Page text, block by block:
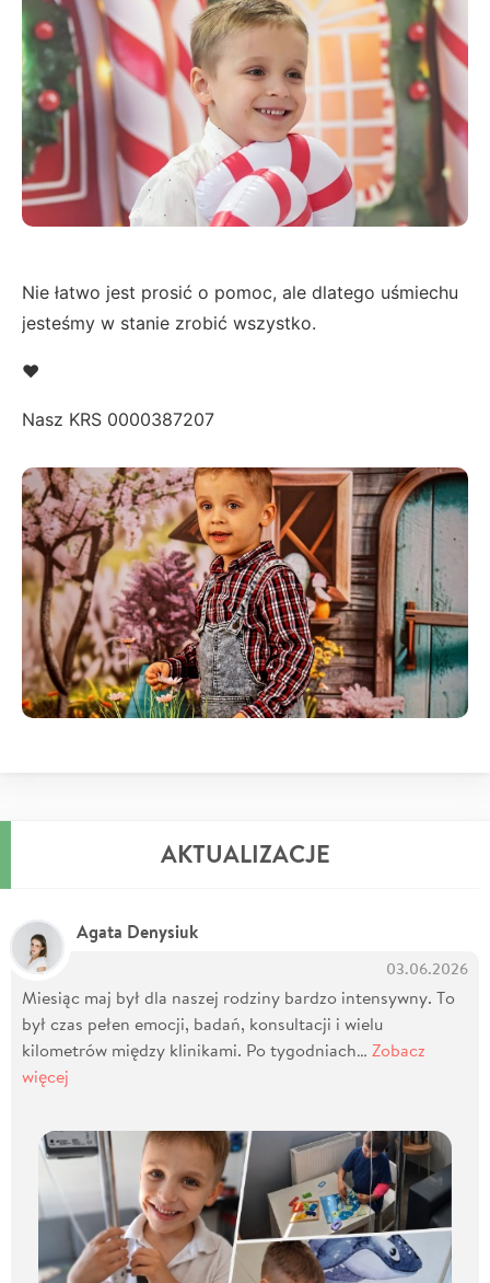
Nie łatwo jest prosić o pomoc, ale dlatego uśmiechu
jesteśmy w stanie zrobić wszystko.
❤️
Nasz KRS 0000387207
AKTUALIZACJE
Agata Denysiuk
03.06.2026
Miesiąc maj był dla naszej rodziny bardzo intensywny. To
był czas pełen emocji, badań, konsultacji i wielu
kilometrów między klinikami. Po tygodniach… Zobacz
więcej